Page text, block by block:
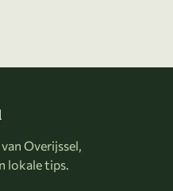
Overijssel,
lokale tips.